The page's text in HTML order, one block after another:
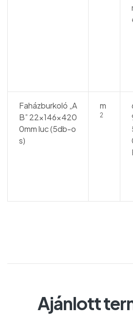
Faházburkoló „A
B” 22x146x420
0mm luc (5db-o
s)
m
2
Ajánlott